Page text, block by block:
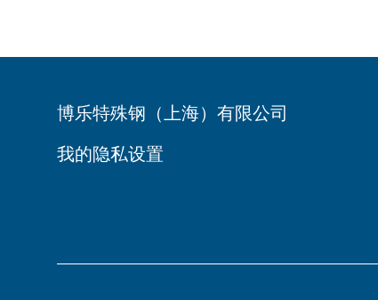
博乐特殊钢（上海）有限公司
我的隐私设置